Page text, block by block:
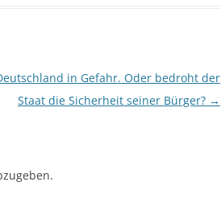
in Gefahr. Oder bedroht der
Staat die Sicherheit seiner Bürger? →